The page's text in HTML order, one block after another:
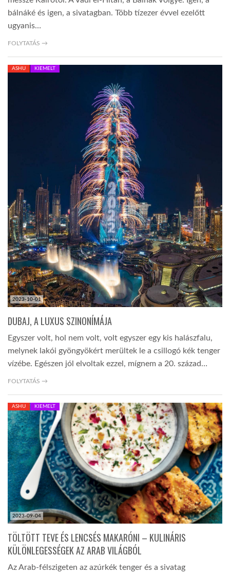
bálnáké és igen, a sivatagban. Több tízezer évvel ezelőtt
ugyanis…
FOLYTATÁS →
2023-10-01
ASHU KIEMELT
DUBAJ, A LUXUS SZINONÍMÁJA
Egyszer volt, hol nem volt, volt egyszer egy kis halászfalu,
melynek lakói gyöngyökért merültek le a csillogó kék tenger
vízébe. Egészen jól elvoltak ezzel, mígnem a 20. század…
FOLYTATÁS →
2023-09-04
ASHU KIEMELT
TÖLTÖTT TEVE ÉS LENCSÉS MAKARÓNI – KULINÁRIS
KÜLÖNLEGESSÉGEK AZ ARAB VILÁGBÓL
Az Arab-félszigeten az azúrkék tenger és a sivatag